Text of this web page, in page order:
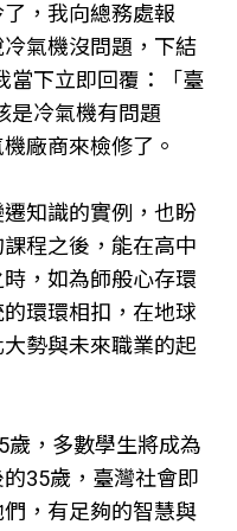
，我向總務處報
氣機沒問題，下結
當下立即回覆：「臺
是冷氣機有問題
廠商來檢修了。
知識的實例，也盼
程之後，能在高中
，如為師般心存環
環環相扣，在地球
勢與未來職業的起
歲，多數學生將成為
35歲，臺灣社會即
，有足夠的智慧與